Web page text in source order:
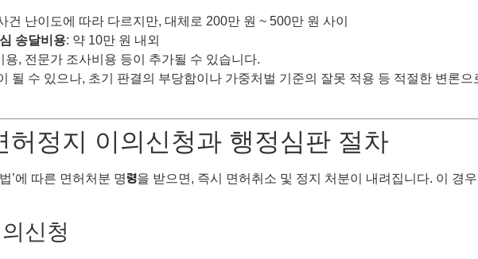
건 난이도에 따라 다르지만, 대체로 200만 원 ~ 500만 원 사이
송달비용: 약 10만 원 내외
용, 전문가 조사비용 등이 추가될 수 있습니다.
될 수 있으나, 초기 판결의 부당함이나 가중처벌 기준의 잘못 적용 등 적절한 변론
허정지 이의신청과 행정심판 절차
’에 따른 면허처분 명령을 받으면, 즉시 면허취소 및 정지 처분이 내려집니다. 이 경
신청